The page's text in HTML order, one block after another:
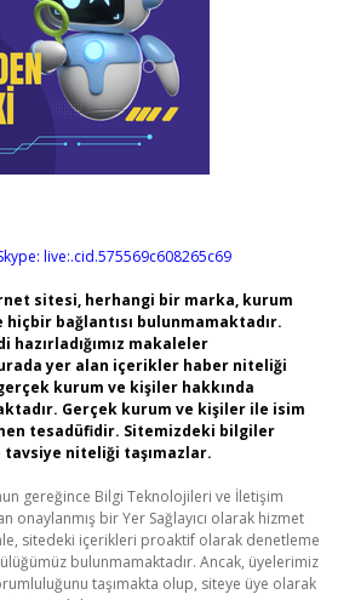
live:.cid.575569c608265c69
sitesi, herhangi bir marka, kurum
hiçbir bağlantısı bulunmamaktadır.
hazırladığımız makaleler
yer alan içerikler haber niteliği
kurum ve kişiler hakkında
Gerçek kurum ve kişiler ile isim
tesadüfidir. Sitemizdeki bilgiler
niteliği taşımazlar.
gereğince Bilgi Teknolojileri ve İletişim
onaylanmış bir Yer Sağlayıcı olarak hizmet
sitedeki içerikleri proaktif olarak denetleme
bulunmamaktadır. Ancak, üyelerimiz
taşımakta olup, siteye üye olarak